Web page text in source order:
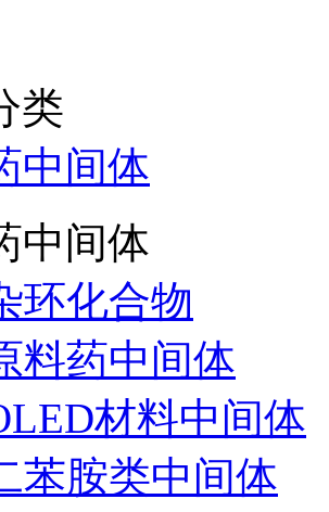
类
中间体
中间体
环化合物
料药中间体
材料中间体
苯胺类中间体